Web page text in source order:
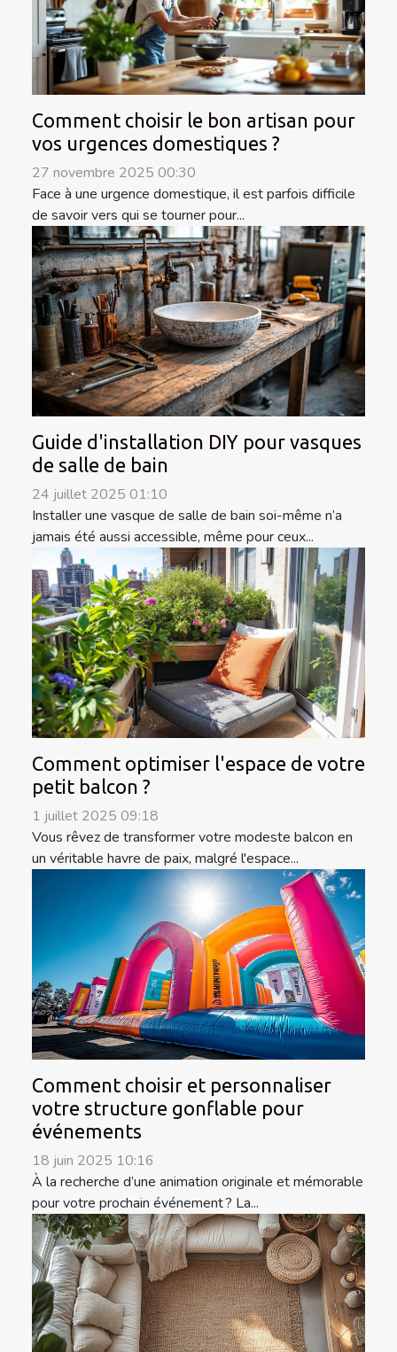
Comment choisir le bon artisan pour
vos urgences domestiques ?
27 novembre 2025 00:30
Face à une urgence domestique, il est parfois difficile
de savoir vers qui se tourner pour...
Guide d'installation DIY pour vasques
de salle de bain
24 juillet 2025 01:10
Installer une vasque de salle de bain soi-même n’a
jamais été aussi accessible, même pour ceux...
Comment optimiser l'espace de votre
petit balcon ?
1 juillet 2025 09:18
Vous rêvez de transformer votre modeste balcon en
un véritable havre de paix, malgré l'espace...
Comment choisir et personnaliser
votre structure gonflable pour
événements
18 juin 2025 10:16
À la recherche d’une animation originale et mémorable
pour votre prochain événement ? La...